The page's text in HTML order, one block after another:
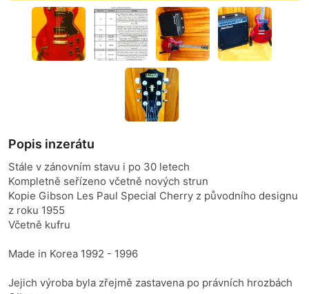
Popis inzerátu
Stále v zánovním stavu i po 30 letech
Kompletně seřízeno včetně nových strun
Kopie Gibson Les Paul Special Cherry z původního designu
z roku 1955
Včetně kufru
Made in Korea 1992 - 1996
Jejich výroba byla zřejmě zastavena po právních hrozbách